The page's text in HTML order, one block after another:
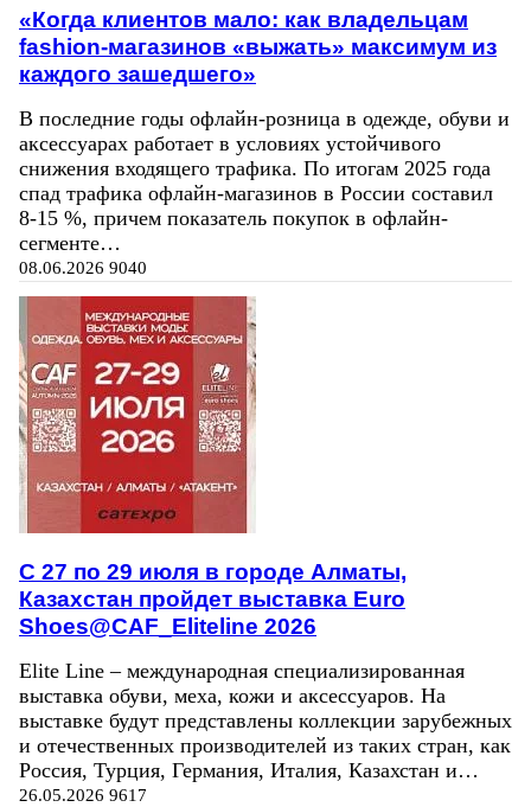
«Когда клиентов мало: как владельцам
fashion-магазинов «выжать» максимум из
каждого зашедшего»
В последние годы офлайн-розница в одежде, обуви и
аксессуарах работает в условиях устойчивого
снижения входящего трафика. По итогам 2025 года
спад трафика офлайн-магазинов в России составил
8-15 %, причем показатель покупок в офлайн-
сегменте…
08.06.2026 9040
C 27 по 29 июля в городе Алматы,
Казахстан пройдет выставка Euro
Shoes@CAF_Eliteline 2026
Elite Line – международная специализированная
выставка обуви, меха, кожи и аксессуаров. На
выставке будут представлены коллекции зарубежных
и отечественных производителей из таких стран, как
Россия, Турция, Германия, Италия, Казахстан и…
26.05.2026 9617